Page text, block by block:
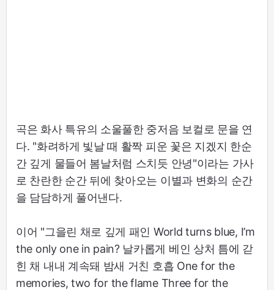
곡은 화사 특유의 소울풀한 중저음 보컬로 문을 연
다. "화려하게 빛날 때 활짝 피운 꽃은 지겠지 한순
간 깊게 물들어 봄날처럼 스치듯 안녕"이라는 가사
로 찬란한 순간 뒤에 찾아오는 이별과 변화의 순간
을 담담하게 풀어낸다.
이어 "그을린 채로 깊게 패인 World turns blue, I’m
the only one in pain? 날카롭게 베인 상처 틈에 갇
힌 채 내내 계속돼 밤새 거친 호흡 One for the
memories, two for the flame Three for the